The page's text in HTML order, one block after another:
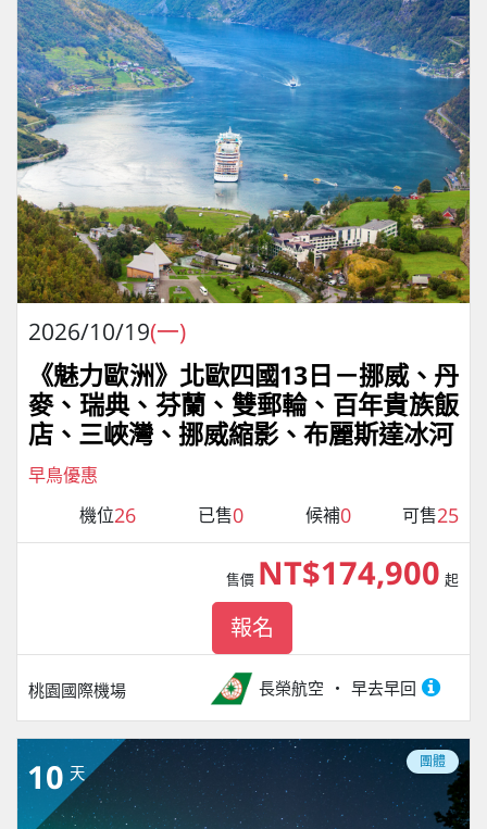
2026/10/19(一)
《魅力歐洲》北歐四國13日－挪威、丹
麥、瑞典、芬蘭、雙郵輪、百年貴族飯
店、三峽灣、挪威縮影、布麗斯達冰河
早鳥優惠
機位26 已售0 候補0 可售25
桃園國際機場 長榮航空 早去早回
售價 NT$174,900 起
報名
10 天
團體